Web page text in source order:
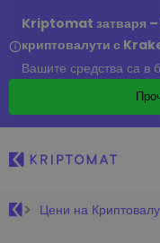
Kriptomat затваря –
криптовалути с
Вашите средства са в
Цени на